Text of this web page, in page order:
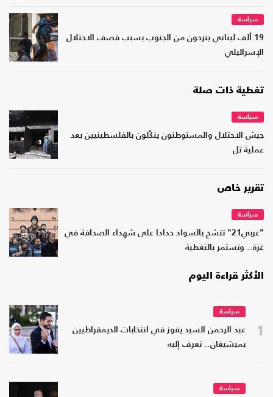
سياسة
19 ألف لبناني ينزحون من الجنوب بسبب قصف الاحتلال
الإسرائيلي
تغطية ذات صلة
سياسة
جيش الاحتلال والمستوطنون ينكّلون بالفلسطينيين بعد
عملية تل
تقرير خاص
سياسة
"عربي21" تتشح بالسواد حدادا على شهداء الصحافة في
غزة.. وتستمر بالتغطية
الأكثر قراءة اليوم
1
سياسة
عبد الرحمن السيد يفوز في انتخابات الديمقراطيين
بميشيغان.. تعرف إليه
سياسة